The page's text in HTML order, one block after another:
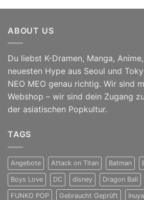
ABOUT US
Du liebst K-Dramen, Manga,
neuesten Hype aus Seoul und
NEO MEO genau richtig. Wir sind
Webshop – wir sind dein Zugang
der asiatischen Popkultur.
TAGS
Angebote Attack on Titan Batman
Boys Love DC disney Dragon Ball
FUNKO POP Gebraucht Geprüft